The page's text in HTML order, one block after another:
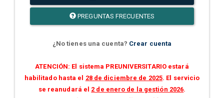
PREGUNTAS FRECUENTES
¿No tienes una cuenta? Crear cuenta
ATENCIÓN: El sistema PREUNIVERSITARIO estará
habilitado hasta el 28 de diciembre de 2025. El servicio
se reanudará el 2 de enero de la gestión 2026.